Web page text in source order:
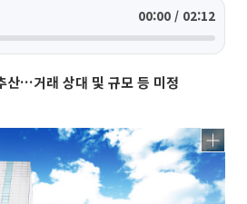
00:00 / 02:12
산…거래 상대 및 규모 등 미정